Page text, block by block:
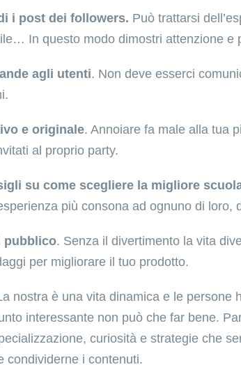
i post dei followers. Può trattarsi
In questo modo dimostri attenzione e
agli utenti. Non deve esserci
e originale. Annoiare fa male alla tua
al proprio party.
su come scegliere la migliore
più consona ad ognuno di loro,
pubblico. Senza il divertimento la vita
per migliorare il tuo prodotto.
nostra è una vita dinamica e le persone
interessante non può che far bene.
curiosità e strategie che
condividerne i contenuti.